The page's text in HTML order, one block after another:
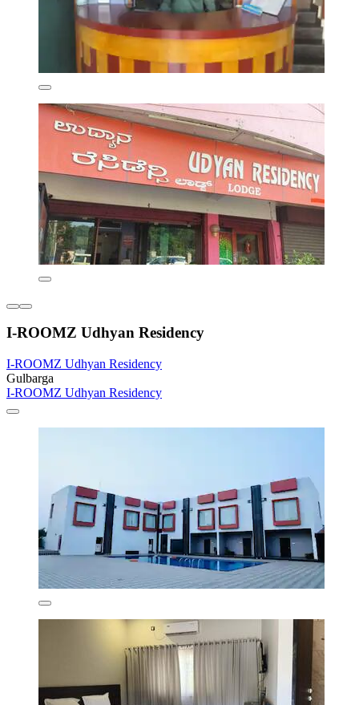
I-ROOMZ Udhyan Residency
I-ROOMZ Udhyan Residency
Gulbarga
I-ROOMZ Udhyan Residency